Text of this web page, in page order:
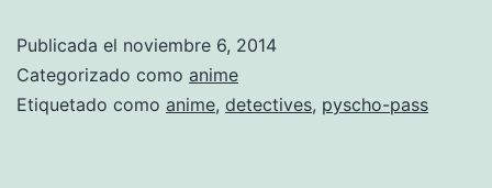
c
h
Publicada el noviembre 6, 2014
Categorizado como anime
Etiquetado como anime, detectives, pyscho-pass